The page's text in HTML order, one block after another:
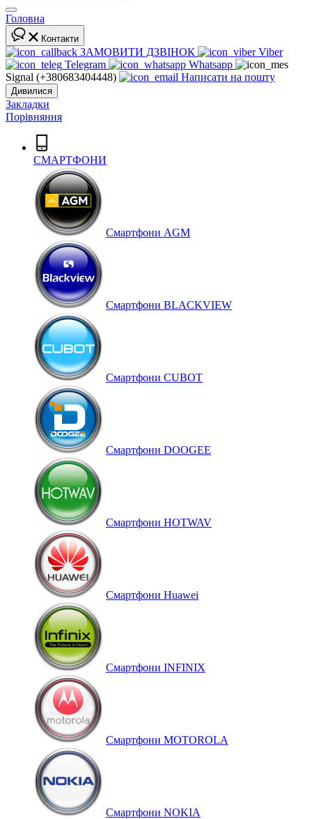
Головна
Контакти
ЗАМОВИТИ ДЗВІНОК
Viber
Telegram
Whatsapp
Signal (+380683404448)
Написати на пошту
Дивилися
Закладки
Порівняння
СМАРТФОНИ
Cмартфони AGM
Смартфони BLACKVIEW
Смартфони CUBOT
Смартфони DOOGEE
Смартфони HOTWAV
Смартфони Huawei
Смартфони INFINIX
Смартфони MOTOROLA
Смартфони NOKIA